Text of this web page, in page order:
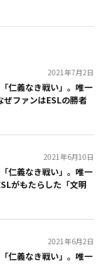
2021年7月2日
仁義なき戦い」。唯一
ぜファンはESLの勝者
2021年6月10日
仁義なき戦い」。唯一
がもたらした「文明
2021年6月2日
仁義なき戦い」。唯一